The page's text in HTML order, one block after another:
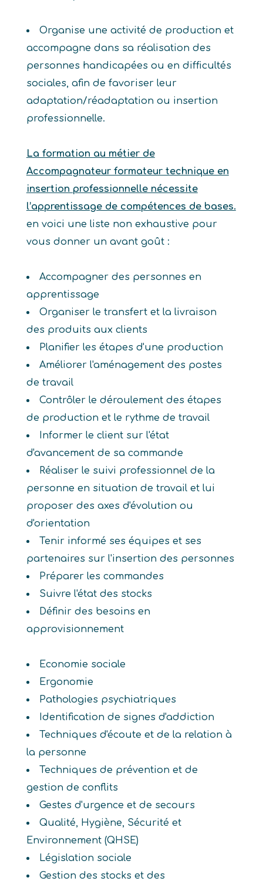
Organise une activité de production et
accompagne dans sa réalisation des
personnes handicapées ou en difficultés
sociales, afin de favoriser leur
adaptation/réadaptation ou insertion
professionnelle.
La formation au métier de
Accompagnateur formateur technique en
insertion professionnelle nécessite
l’apprentissage de compétences de bases.
en voici une liste non exhaustive pour
vous donner un avant goût :
Accompagner des personnes en
apprentissage
Organiser le transfert et la livraison
des produits aux clients
Planifier les étapes d'une production
Améliorer l'aménagement des postes
de travail
Contrôler le déroulement des étapes
de production et le rythme de travail
Informer le client sur l'état
d'avancement de sa commande
Réaliser le suivi professionnel de la
personne en situation de travail et lui
proposer des axes d'évolution ou
d'orientation
Tenir informé ses équipes et ses
partenaires sur l'insertion des personnes
Préparer les commandes
Suivre l'état des stocks
Définir des besoins en
approvisionnement
Economie sociale
Ergonomie
Pathologies psychiatriques
Identification de signes d'addiction
Techniques d'écoute et de la relation à
la personne
Techniques de prévention et de
gestion de conflits
Gestes d'urgence et de secours
Qualité, Hygiène, Sécurité et
Environnement (QHSE)
Législation sociale
Gestion des stocks et des